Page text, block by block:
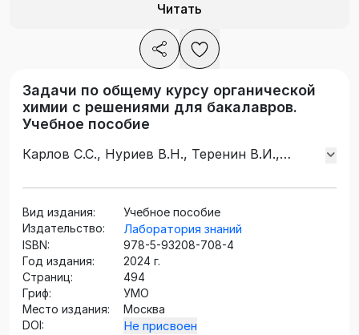
Читать
Задачи по общему курсу органической
химии с решениями для бакалавров.
Учебное пособие
Карлов С.С., Нуриев В.Н., Теренин В.И.,
Вид издания:
Учебное пособие
Издательство:
Лаборатория знаний
ISBN:
978-5-93208-708-4
Год издания:
2024 г.
Страниц:
494
Гриф:
УМО
Место издания:
Москва
DOI:
Не присвоен